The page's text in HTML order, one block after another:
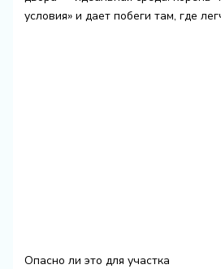
условия» и дает побеги там, где
Опасно ли это для участка